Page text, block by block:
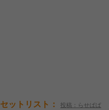
セットリスト： 投稿：らせぱぱ